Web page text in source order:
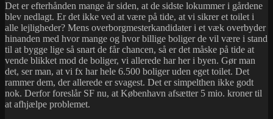
Det er efterhånden mange år siden, at de sidste lokummer i gårdene
blev nedlagt. Er det ikke ved at være på tide, at vi sikrer et toilet i
alle lejligheder? Mens overborgmesterkandidater i et væk overbyder
hinanden med hvor mange og hvor billige boliger de vil være i stand
til at bygge lige så snart de får chancen, så er det måske på tide at
vende blikket mod de boliger, vi allerede har her i byen. Gør man
det, ser man, at vi fx har hele 6.500 boliger uden eget toilet. Det
rammer dem, der allerede er svagest. Det er simpelthen ikke godt
nok. Derfor foreslår SF nu, at København afsætter 5 mio. kroner til
at afhjælpe problemet.